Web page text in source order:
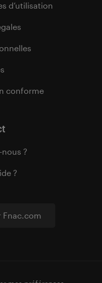
Fnac.com
d’utilisation
conforme
?
?